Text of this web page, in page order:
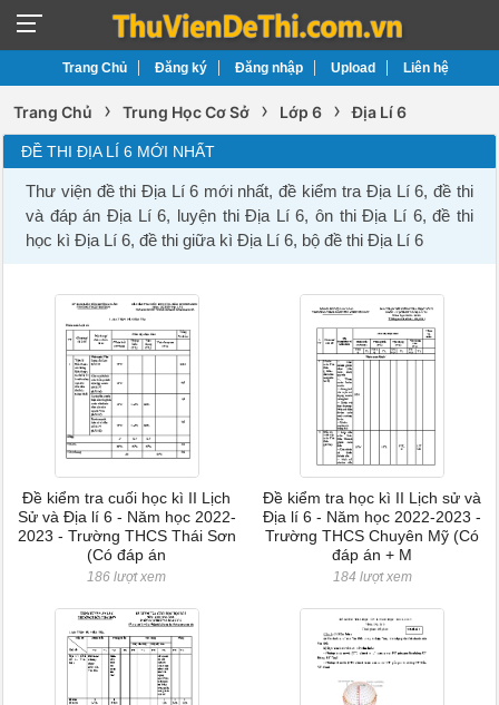
Trang Chủ Đăng ký Đăng nhập Upload Liên hệ
Trang Chủ › Trung Học Cơ Sở › Lớp 6 › Địa Lí 6
ĐỀ THI ĐỊA LÍ 6 MỚI NHẤT
Thư viện đề thi Địa Lí 6 mới nhất, đề kiểm tra Địa Lí 6, đề thi
và đáp án Địa Lí 6, luyện thi Địa Lí 6, ôn thi Địa Lí 6, đề thi
học kì Địa Lí 6, đề thi giữa kì Địa Lí 6, bộ đề thi Địa Lí 6
Đề kiểm tra cuối học kì II Lịch
Sử và Địa lí 6 - Năm học 2022-
2023 - Trường THCS Thái Sơn
(Có đáp án
186 lượt xem
Đề kiểm tra học kì II Lịch sử và
Địa lí 6 - Năm học 2022-2023 -
Trường THCS Chuyên Mỹ (Có
đáp án + M
184 lượt xem